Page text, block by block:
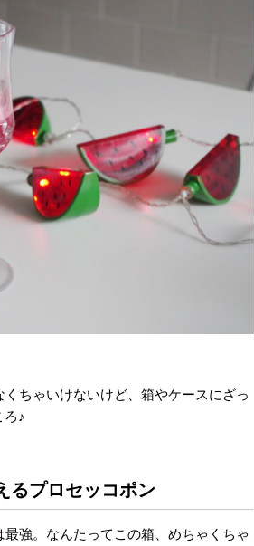
ちゃいけないけど、箱やケースにざっ
♪
るプロセッコポン
最強。なんたってこの箱、めちゃくちゃ